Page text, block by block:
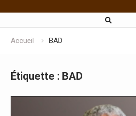
Accueil BAD
Étiquette : BAD